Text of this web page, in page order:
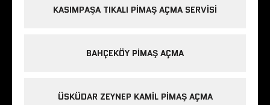
KASIMPAŞA TIKALI PIMAŞ AÇMA SERVISI
BAHÇEKÖY PIMAŞ AÇMA
ÜSKÜDAR ZEYNEP KAMIL PIMAŞ AÇMA